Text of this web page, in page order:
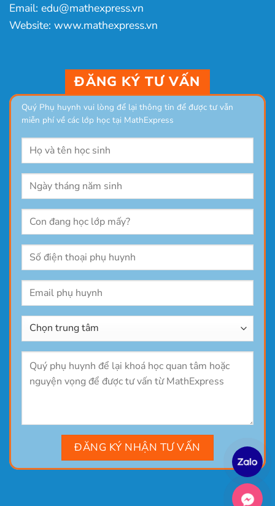
Email: edu@mathexpress.vn
Website: www.mathexpress.vn
ĐĂNG KÝ TƯ VẤN
Quý Phụ huynh vui lòng để lại thông tin để được tư vẫn
miễn phí về các lớp học tại MathExpress